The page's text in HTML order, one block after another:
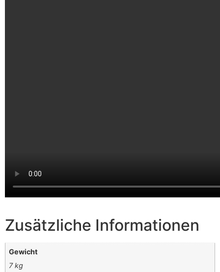
Zusätzliche Informationen
Gewicht
7 kg